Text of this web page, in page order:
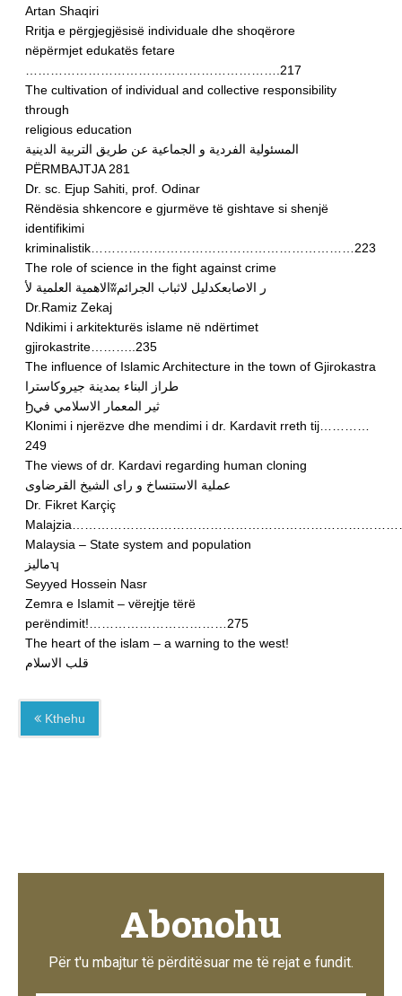
Artan Shaqiri
Rritja e përgjegjësisë individuale dhe shoqërore
nëpërmjet edukatës fetare
…………………………………………………….217
The cultivation of individual and collective responsibility
through
religious education
المسئولية الفردية و الجماعية عن طريق التربية الدينية
PËRMBAJTJA 281
Dr. sc. Ejup Sahiti, prof. Odinar
Rëndësia shkencore e gjurmëve të gishtave si shenjë
identifikimi
kriminalistik………………………………………………………223
The role of science in the fight against crime
الاهمية العلمية لأʬر الاصابعكدليل لاثباب الجرائم
Dr.Ramiz Zekaj
Ndikimi i arkitekturës islame në ndërtimet
gjirokastrite………..235
The influence of Islamic Architecture in the town of Gjirokastra
طراز البناء بمدينة جيروكاسترا
Ϧثير المعمار الاسلامي في
Klonimi i njerëzve dhe mendimi i dr. Kardavit rreth tij…………
249
The views of dr. Kardavi regarding human cloning
عملية الاستنساخ و راى الشيخ القرضاوى
Dr. Fikret Karçiç
Malaysia – State system and population
ماليزʮ
Seyyed Hossein Nasr
Zemra e Islamit – vërejtje tërë
perëndimit!……………………………275
The heart of the islam – a warning to the west!
قلب الاسلام
Kthehu
Abonohu
Për t'u mbajtur të përditësuar me të rejat e fundit.